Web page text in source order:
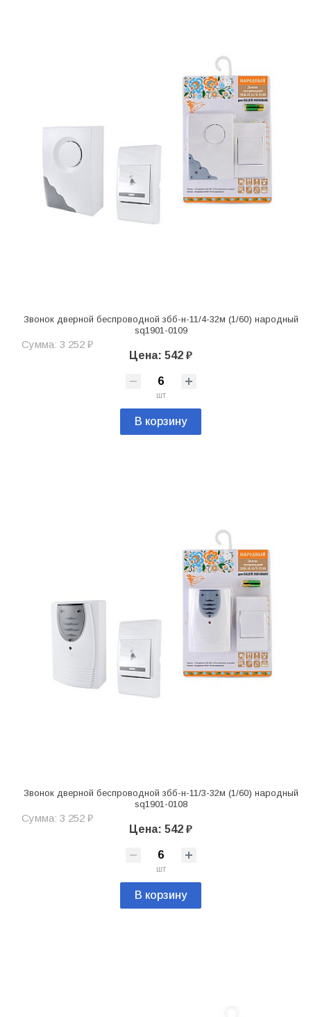
Звонок дверной беспроводной збб-н-11/4-32м (1/60) народный
sq1901-0109
Сумма: 3 252 ₽
Цена: 542 ₽
шт
В корзину
Звонок дверной беспроводной збб-н-11/3-32м (1/60) народный
sq1901-0108
Сумма: 3 252 ₽
Цена: 542 ₽
шт
В корзину